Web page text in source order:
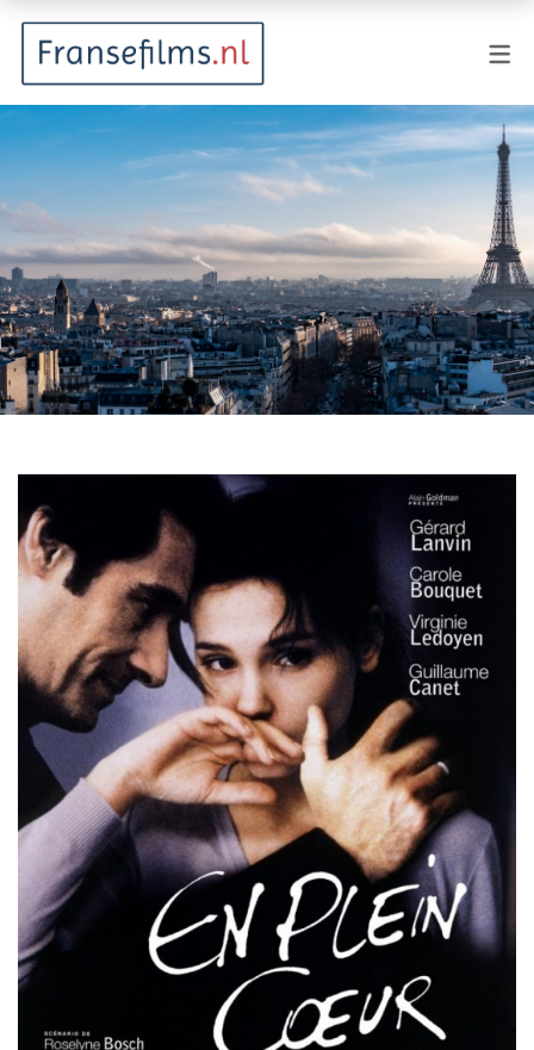
Animatie
Documentaire
Drama
Fantasy
Horror
Misdaad
Musical
Oorlogsfilm
Romantische komedie
Thriller